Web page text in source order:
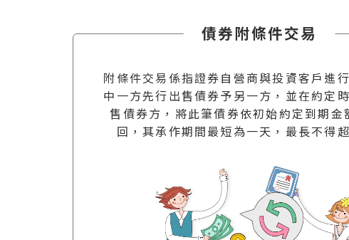
債券附條件交易
附條件交易係指證券自營商與投資客戶進
中一方先行出售債券予另一方，並在約定
售債券方，將此筆債券依初始約定到期金
回，其承作期間最短為一天，最長不得